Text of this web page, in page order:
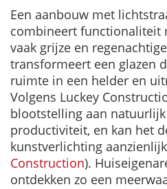
Een aanbouw met
combineert functionaliteit
vaak grijze en
transformeert een glazen
ruimte in een helder en
Volgens Luckey
blootstelling aan
productiviteit, en kan het
kunstverlichting
Construction).
ontdekken zo een